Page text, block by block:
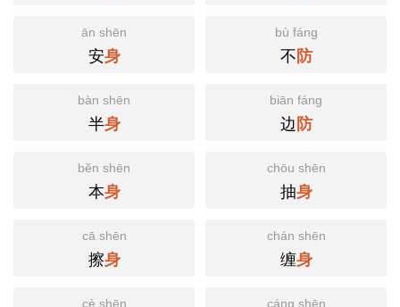
ān shēn
安身
bù fáng
不防
bàn shēn
半身
biān fáng
边防
běn shēn
本身
chōu shēn
抽身
cā shēn
擦身
chán shēn
缠身
cè shēn cáng shēn